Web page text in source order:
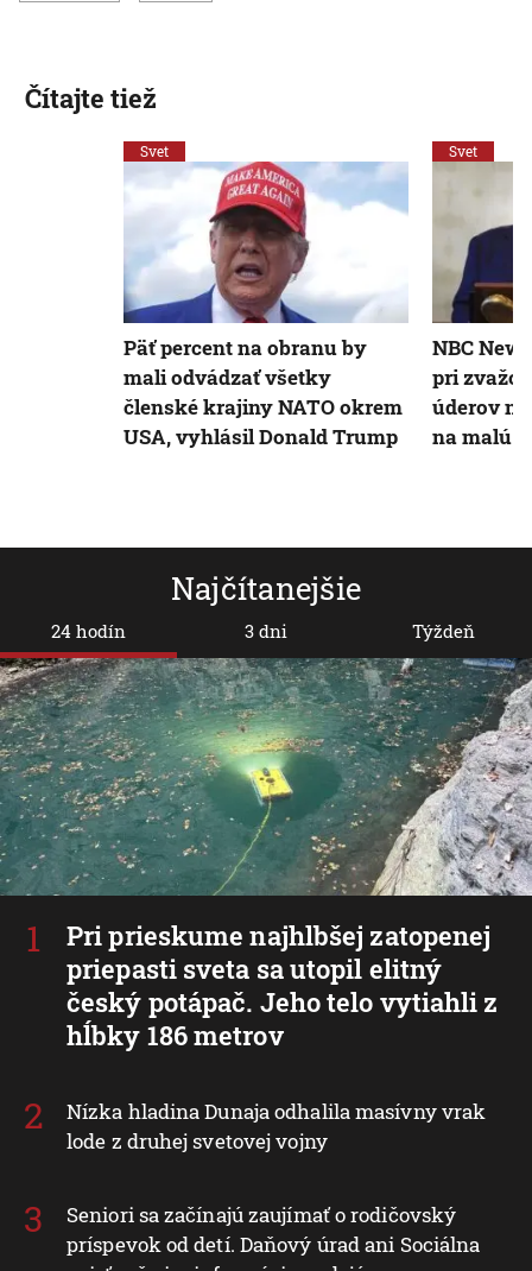
Najčítanejšie
24 hodín
Pri prieskume najhlbšej zatopenej
priepasti sveta sa utopil elitný
český potápač. Jeho telo vytiahli z
hĺbky 186 metrov
Nízka hladina Dunaja odhalila masívny vrak
lode z druhej svetovej vojny
Seniori sa začínajú zaujímať o rodičovský
príspevok od detí. Daňový úrad ani Sociálna
3 dni Týždeň
Čítajte tiež
Svet
Päť percent na obranu by
mali odvádzať všetky
členské krajiny NATO okrem
USA, vyhlásil Donald Trump
Svet
NBC
pri
úderov
na malú